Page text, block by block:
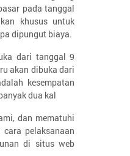
pada tanggal
khusus untuk
dipungut biaya.
dari tanggal 9
akan dibuka dari
kesempatan
dua kal
dan mematuhi
pelaksanaan
di situs web